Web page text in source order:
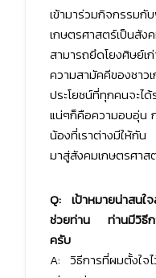
เข้ามาร่วมกิจกรรม
เกษตรศาสตร์เป็นสั
สามารถยึดโยงศิษย์
ความสามัคคีของชา
ประโยชน์ที่ทุกคนจะ
แน่ๆก็คือความอบอุ่น
น้องที่เราต่างมีให้กั
มาสู่สังคมเกษตรศาส
Q: เป้าหมายน่าสนใจ
ช่วยท่าน ท่านมีวิธีกา
ครับ
A: วิธีการที่ผมตั้งใจ